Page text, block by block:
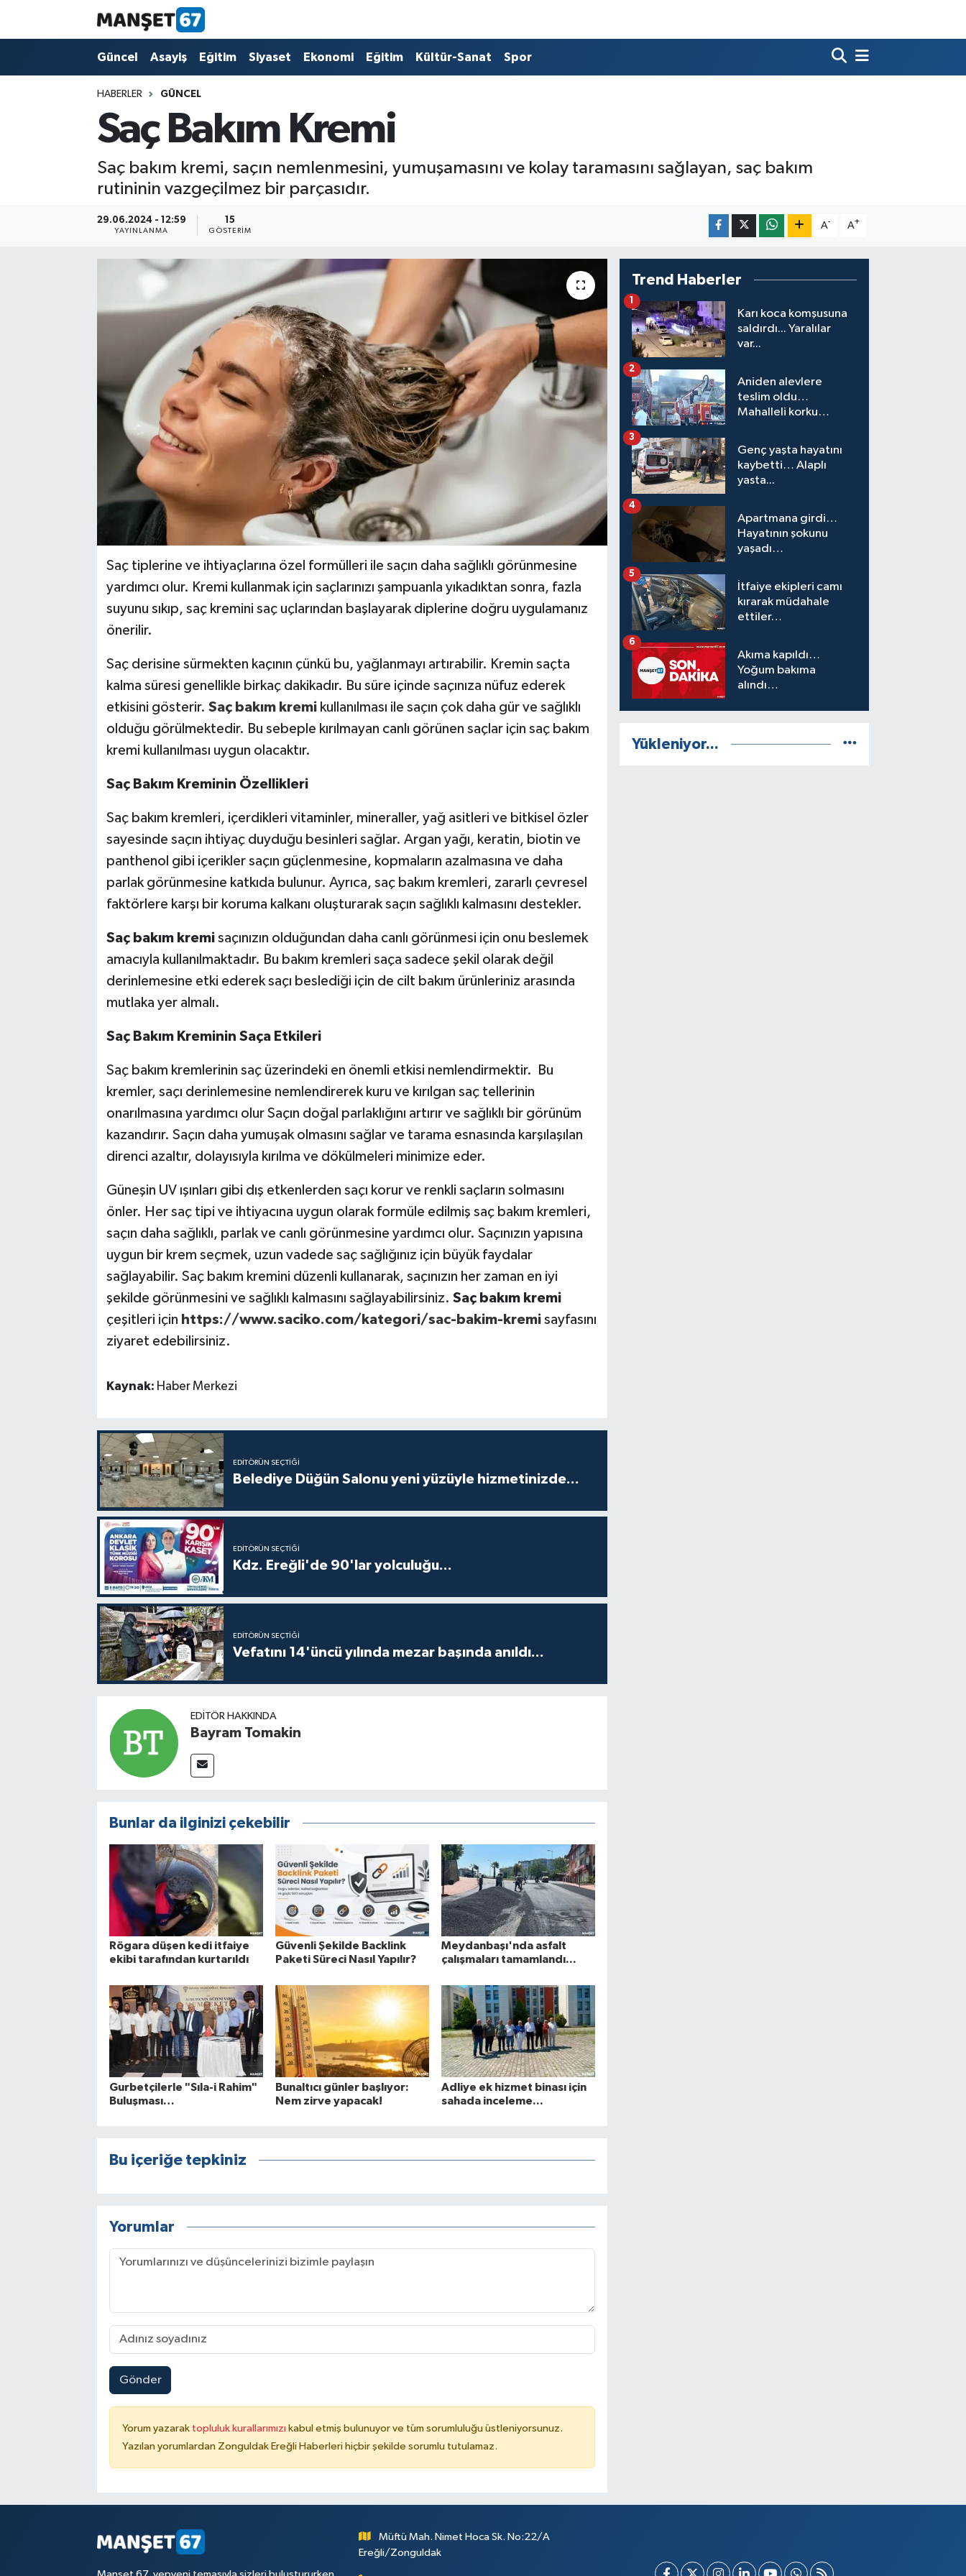
Güncel Asayiş Eğitim Siyaset Ekonomi Eğitim Kültür-Sanat Spor
HABERLER GÜNCEL
Saç Bakım Kremi
Saç bakım kremi, saçın nemlenmesini, yumuşamasını ve kolay taramasını sağlayan, saç bakım
rutininin vazgeçilmez bir parçasıdır.
29.06.2024 - 12:59
YAYINLANMA
15
GÖSTERIM
A- A+
Saç tiplerine ve ihtiyaçlarına özel formülleri ile saçın daha sağlıklı görünmesine
yardımcı olur. Kremi kullanmak için saçlarınızı şampuanla yıkadıktan sonra, fazla
suyunu sıkıp, saç kremini saç uçlarından başlayarak diplerine doğru uygulamanız
önerilir.
Saç derisine sürmekten kaçının çünkü bu, yağlanmayı artırabilir. Kremin saçta
kalma süresi genellikle birkaç dakikadır. Bu süre içinde saçınıza nüfuz ederek
etkisini gösterir. Saç bakım kremi kullanılması ile saçın çok daha gür ve sağlıklı
olduğu görülmektedir. Bu sebeple kırılmayan canlı görünen saçlar için saç bakım
kremi kullanılması uygun olacaktır.
Saç Bakım Kreminin Özellikleri
Saç bakım kremleri, içerdikleri vitaminler, mineraller, yağ asitleri ve bitkisel özler
sayesinde saçın ihtiyaç duyduğu besinleri sağlar. Argan yağı, keratin, biotin ve
panthenol gibi içerikler saçın güçlenmesine, kopmaların azalmasına ve daha
parlak görünmesine katkıda bulunur. Ayrıca, saç bakım kremleri, zararlı çevresel
faktörlere karşı bir koruma kalkanı oluşturarak saçın sağlıklı kalmasını destekler.
Saç bakım kremi saçınızın olduğundan daha canlı görünmesi için onu beslemek
amacıyla kullanılmaktadır. Bu bakım kremleri saça sadece şekil olarak değil
derinlemesine etki ederek saçı beslediği için de cilt bakım ürünleriniz arasında
mutlaka yer almalı.
Saç Bakım Kreminin Saça Etkileri
Saç bakım kremlerinin saç üzerindeki en önemli etkisi nemlendirmektir. Bu
kremler, saçı derinlemesine nemlendirerek kuru ve kırılgan saç tellerinin
onarılmasına yardımcı olur Saçın doğal parlaklığını artırır ve sağlıklı bir görünüm
kazandırır. Saçın daha yumuşak olmasını sağlar ve tarama esnasında karşılaşılan
direnci azaltır, dolayısıyla kırılma ve dökülmeleri minimize eder.
Güneşin UV ışınları gibi dış etkenlerden saçı korur ve renkli saçların solmasını
önler. Her saç tipi ve ihtiyacına uygun olarak formüle edilmiş saç bakım kremleri,
saçın daha sağlıklı, parlak ve canlı görünmesine yardımcı olur. Saçınızın yapısına
uygun bir krem seçmek, uzun vadede saç sağlığınız için büyük faydalar
sağlayabilir. Saç bakım kremini düzenli kullanarak, saçınızın her zaman en iyi
şekilde görünmesini ve sağlıklı kalmasını sağlayabilirsiniz. Saç bakım kremi
çeşitleri için https://www.saciko.com/kategori/sac-bakim-kremi sayfasını
ziyaret edebilirsiniz.
Kaynak: Haber Merkezi
EDITÖRÜN SEÇTIĞI
Belediye Düğün Salonu yeni yüzüyle hizmetinizde...
EDITÖRÜN SEÇTIĞI
Kdz. Ereğli'de 90'lar yolculuğu...
EDITÖRÜN SEÇTIĞI
Vefatını 14'üncü yılında mezar başında anıldı...
EDITÖR HAKKINDA
Bayram Tomakin
Bunlar da ilginizi çekebilir
Rögara düşen kedi itfaiye
ekibi tarafından kurtarıldı
Güvenli Şekilde Backlink
Paketi Süreci Nasıl Yapılır?
Meydanbaşı'nda asfalt
çalışmaları tamamlandı...
Gurbetçilerle "Sıla-i Rahim"
Buluşması…
Bunaltıcı günler başlıyor:
Nem zirve yapacak!
Adliye ek hizmet binası için
sahada inceleme...
Bu içeriğe tepkiniz
Yorumlar
Gönder
Yorum yazarak topluluk kurallarımızı kabul etmiş bulunuyor ve tüm sorumluluğu üstleniyorsunuz.
Yazılan yorumlardan Zonguldak Ereğli Haberleri hiçbir şekilde sorumlu tutulamaz.
Trend Haberler
Karı koca komşusuna
saldırdı... Yaralılar
var...
1
Aniden alevlere
teslim oldu…
Mahalleli korku
2
Genç yaşta hayatını
kaybetti… Alaplı
yasta...
3
Apartmana girdi…
Hayatının şokunu
yaşadı…
4
İtfaiye ekipleri camı
kırarak müdahale
ettiler…
5
Akıma kapıldı…
Yoğum bakıma
alındı…
6
Yükleniyor...
Müftü Mah. Nimet Hoca Sk. No:22/A
Ereğli/Zonguldak